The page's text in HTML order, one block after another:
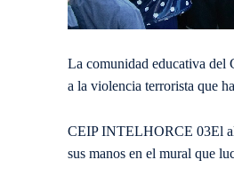
La comunidad educativa del
a la violencia terrorista que
CEIP INTELHORCE 03El
sus manos en el mural que